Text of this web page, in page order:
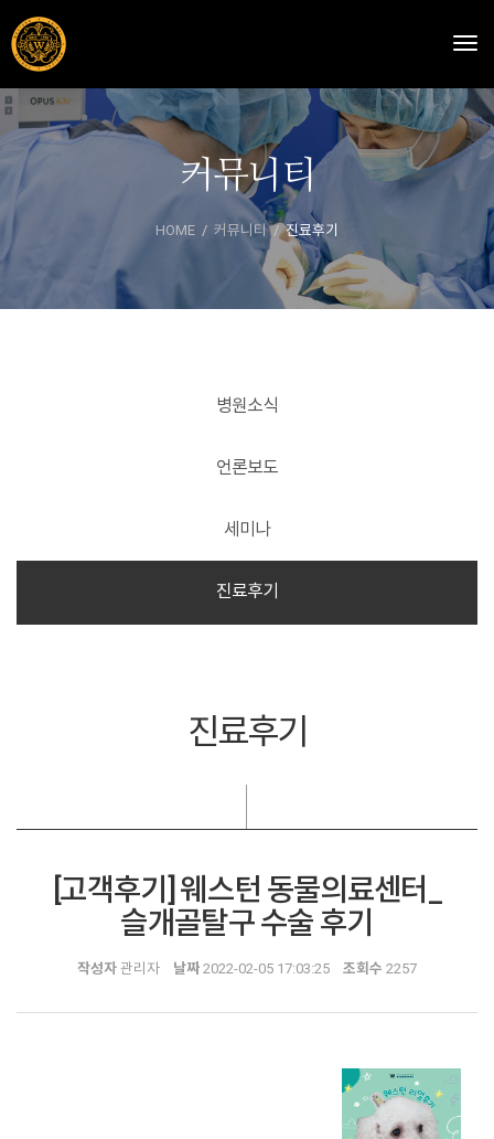
커뮤니티
HOME 커뮤니티 진료후기
병원소식
언론보도
세미나
진료후기
진료후기
[고객후기] 웨스턴 동물의료센터_
슬개골탈구 수술 후기
작성자 관리자 날짜 2022-02-05 17:03:25 조회수 2257